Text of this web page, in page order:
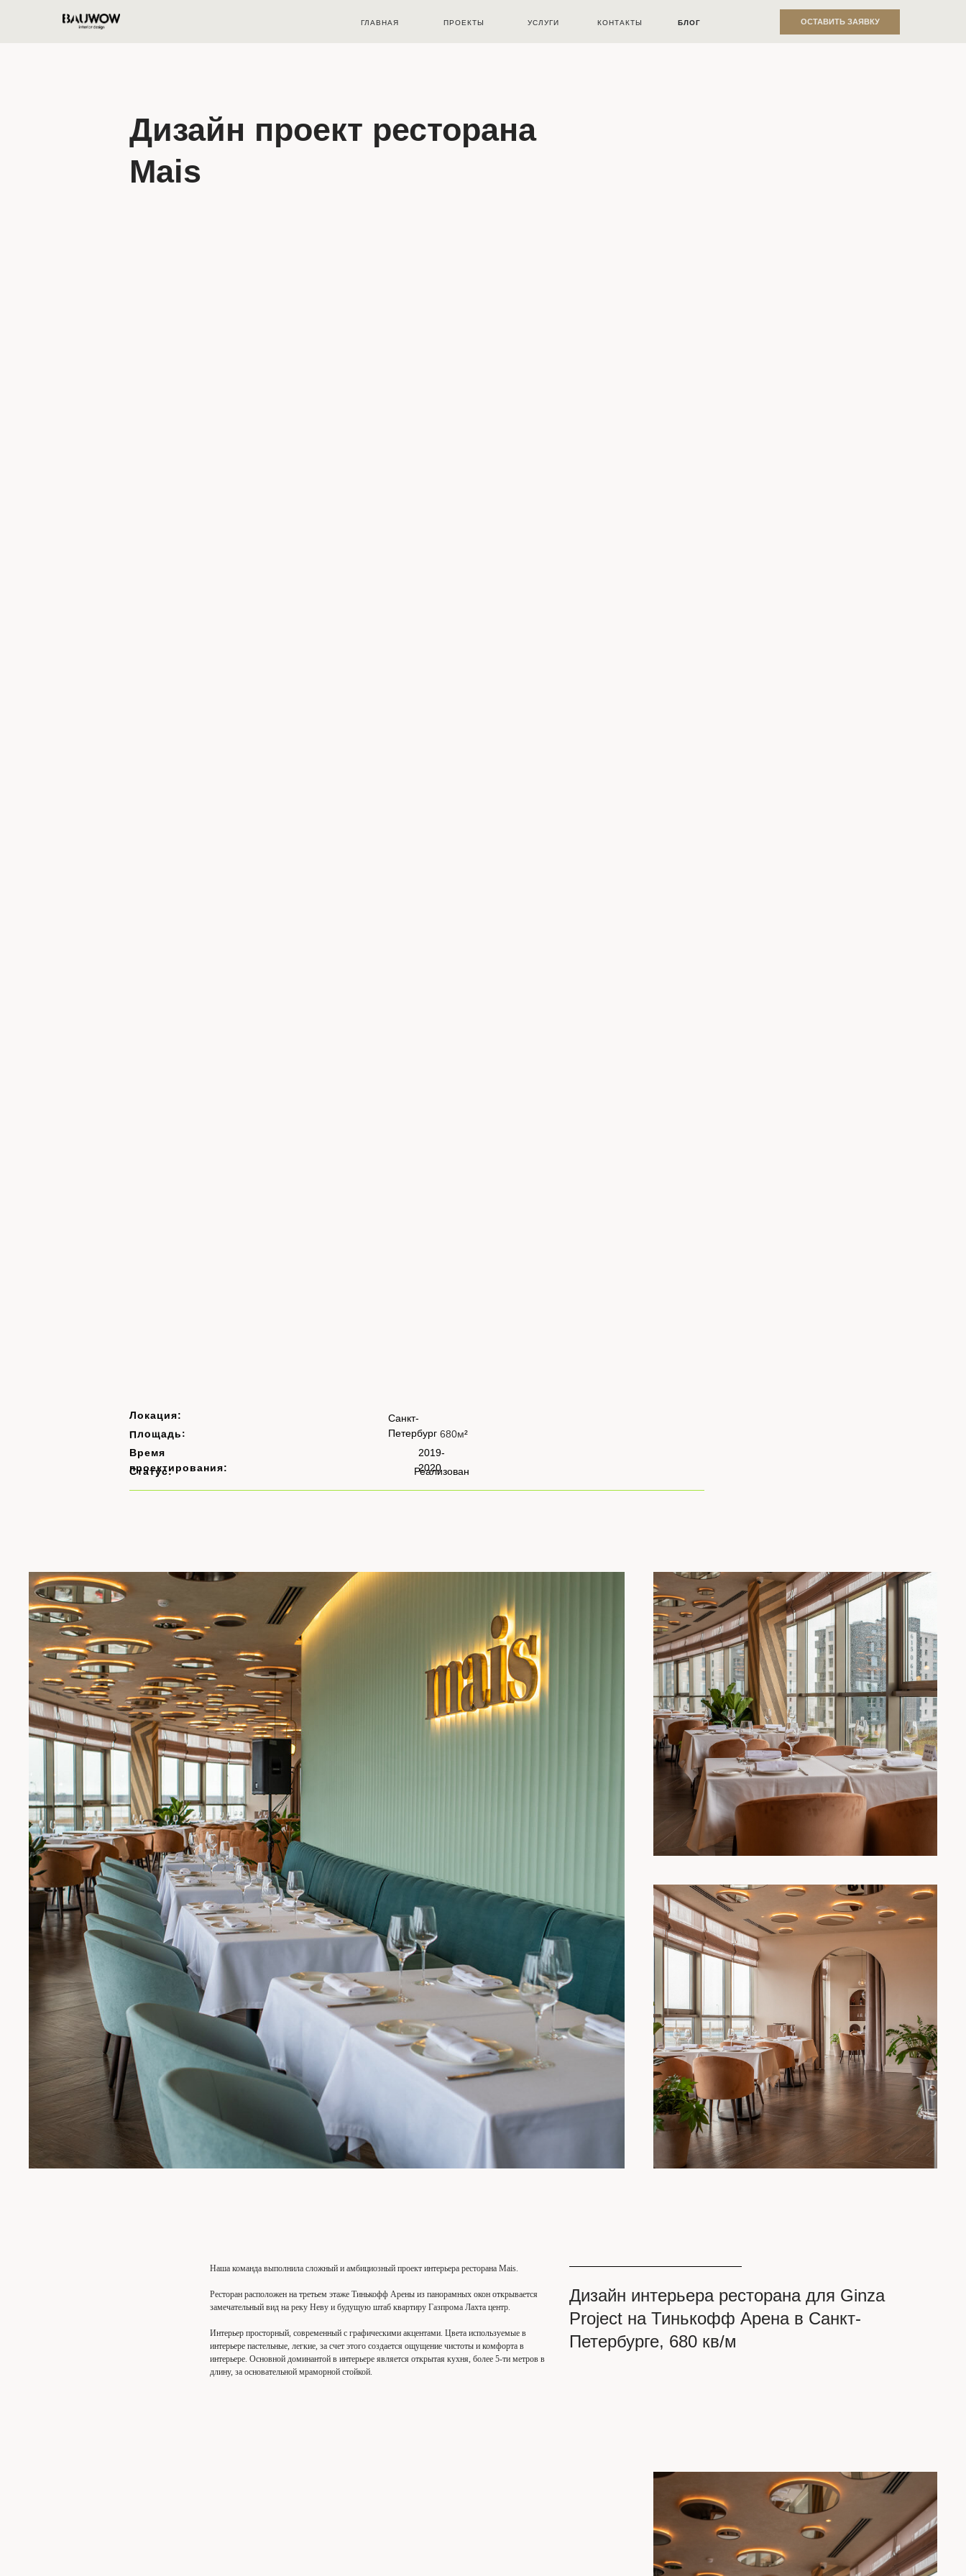
КОНТАКТЫ БЛОГ
УСЛУГИ
ПРОЕКТЫ
ГЛАВНАЯ ОСТАВИТЬ ЗАЯВКУ
Дизайн проект ресторана
Mais
Локация:
Площадь:
Время
проектирования:
Статус:
Санкт-
Петербург
2019-
2020
Реализован
680м²
Дизайн интерьера ресторана для Ginza
Project на Тинькофф Арена в Санкт-
Петербурге, 680 кв/м
Наша команда выполнила сложный и амбициозный проект интерьера ресторана Mais.
Ресторан расположен на третьем этаже Тинькофф Арены из панорамных окон открывается
замечательный вид на реку Неву и будущую штаб квартиру Газпрома Лахта центр.
Интерьер просторный, современный с графическими акцентами. Цвета используемые в
интерьере пастельные, легкие, за счет этого создается ощущение чистоты и комфорта в
интерьере. Основной доминантой в интерьере является открытая кухня, более 5-ти метров в
длину, за основательной мраморной стойкой.